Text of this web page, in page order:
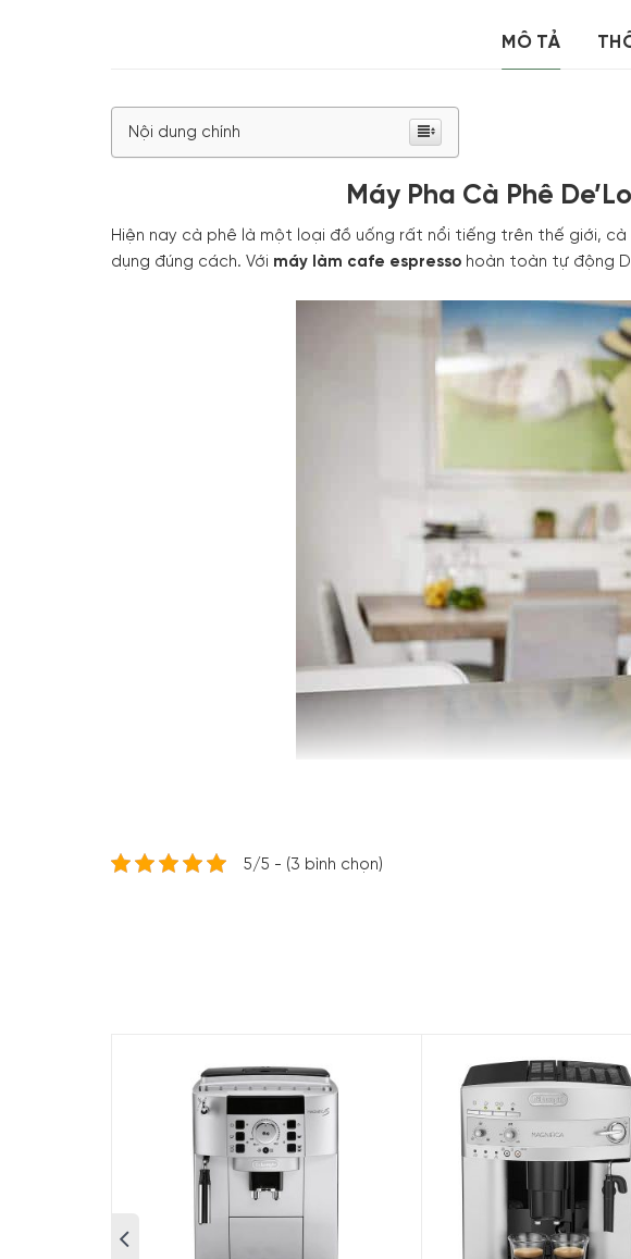
MÔ TẢ
Nội dung chính
Máy Pha Cà Phê
Hiện nay cà phê là một loại đồ uống rất nổi tiếng trên thế giới,
dụng đúng cách. Với máy làm cafe espresso hoàn toàn tự động
Máy Pha Cà Phê De’Longhi PrimaDonna S Evo ECAM 510.55.M là
5/5 - (3 bình chọn)